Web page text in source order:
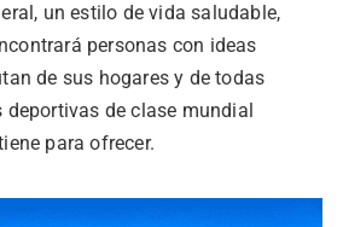
un estilo de vida saludable,
personas con ideas
de sus hogares y de todas
deportivas de clase mundial
para ofrecer.